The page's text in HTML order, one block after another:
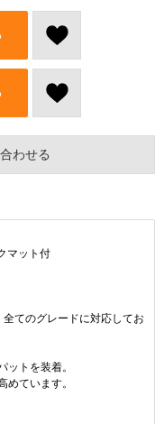
わせる
マット付
てのグレードに対応してお
トを装着。
ています。